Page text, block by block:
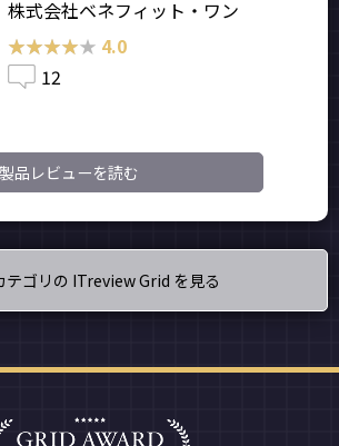
株式会社ベネフィット・ワン
★★★★★
★★★★★ 4.0
12
製品レビューを読む
テゴリの ITreview Grid を見る